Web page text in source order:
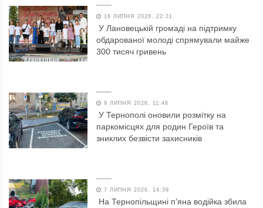
16 ЛИПНЯ 2026, 22:31
У Лановецькій громаді на підтримку
обдарованої молоді спрямували майже
300 тисяч гривень
9 ЛИПНЯ 2026, 11:46
У Тернополі оновили розмітку на
паркомісцях для родин Героїв та
зниклих безвісти захисників
7 ЛИПНЯ 2026, 14:39
На Тернопільщині п’яна водійка збила